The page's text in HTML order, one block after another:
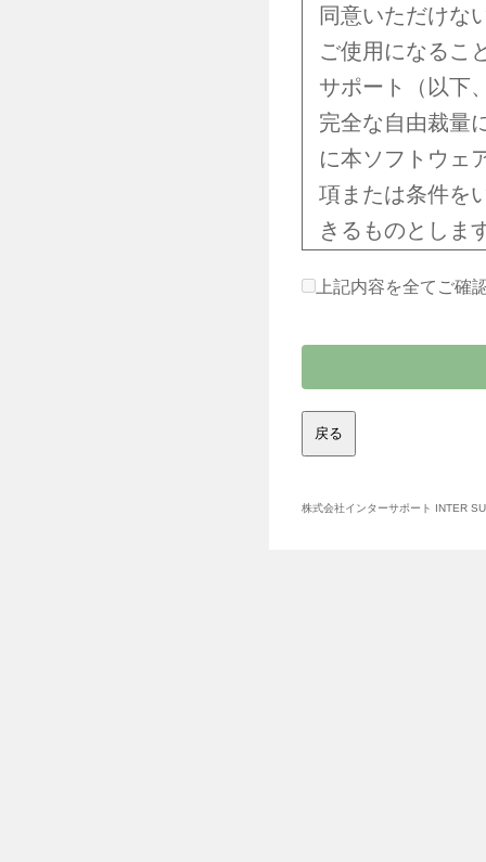
同意いただけな
ご使用になるこ
サポート（以下
完全な自由裁量
に本ソフトウェ
項または条件を
きるものとしま
適用されるもの
す。
上記内容を全てご確
株式会社インターサポート INTER